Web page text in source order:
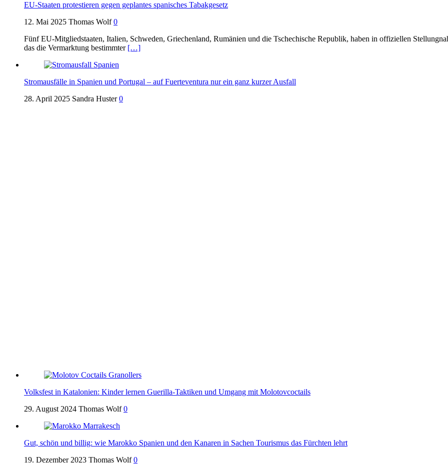
EU-Staaten protestieren gegen geplantes spanisches Tabakgesetz
12. Mai 2025 Thomas Wolf 0
Fünf EU-Mitgliedstaaten, Italien, Schweden, Griechenland, Rumänien und die Tschechische Republik, haben in offiziellen
das die Vermarktung bestimmter […]
Stromausfälle in Spanien und Portugal – auf Fuerteventura nur ein ganz kurzer Ausfall
28. April 2025 Sandra Huster 0
Volksfest in Katalonien: Kinder lernen Guerilla-Taktiken und Umgang mit Molotovcoctails
29. August 2024 Thomas Wolf 0
Gut, schön und billig: wie Marokko Spanien und den Kanaren in Sachen Tourismus das Fürchten lehrt
19. Dezember 2023 Thomas Wolf 0